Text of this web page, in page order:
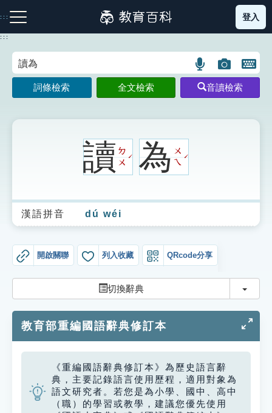
到
主
:::
注音索引圖示 筆畫索引圖示 部首索引表圖示
生字詞彙表
成語故事
索引選單
單字索引
生命大百科索引
遊戲專區
登入
:::
語
言
搜
圖
片
搜
開
鍵
圖
詞條檢索 全文檢索 音讀檢索
讀ㄉ
ㄨ
ˊ 為ㄨ
ㄟ
ˊ
漢語拼音 dú wéi
開啟關聯 列入收藏 QRcode分享
切換辭典 切換
教育部重編國語辭典修訂本
《重編國語辭典修訂本》為歷史語言辭
典，主要記錄語言使用歷程，適用對象為
語文研究者。若您是為小學、國中、高中
（職）的學習或教學，建議您優先使用